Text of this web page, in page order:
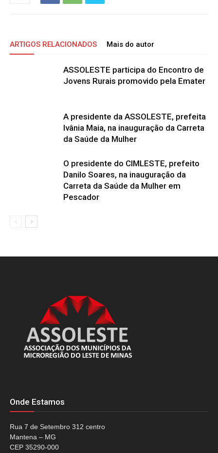
ARTIGOS RELACIONADOS Mais do autor
ASSOLESTE participa do Encontro de
Jovens Rurais promovido pela Emater
A presidente da ASSOLESTE, prefeita
Ivânia Maia, na inauguração da Carreta
da Saúde da Mulher
O presidente do CIMLESTE, prefeito
Danilo Soares, na inauguração da
Carreta da Saúde da Mulher em
Pescador
Onde Estamos
Rua 7 de Setembro 312 centro
Mantena – MG
CEP 35290-000